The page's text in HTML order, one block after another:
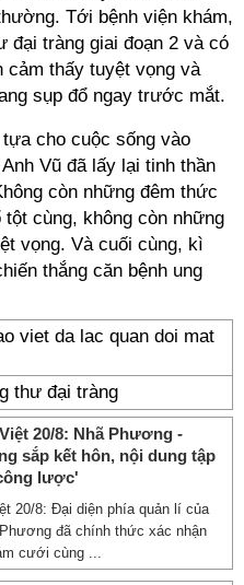
Tới bệnh viện khám,
đại tràng giai đoạn 2 và có
cảm thấy tuyệt vọng và
sụp đổ ngay trước mắt.
cho cuộc sống vào
Vũ đã lấy lại tinh thần
còn những đêm thức
cùng, không còn những
vọng. Và cuối cùng, kì
thắng căn bệnh ung
thư đại tràng
20/8: Nhã Phương -
sắp kết hôn, nội dung tập
lược'
20/8: Đại diện phía quản lí của
đã chính thức xác nhận
cưới cùng ...